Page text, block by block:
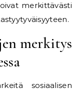
merkittävästi
merkitys
sosiaalisen